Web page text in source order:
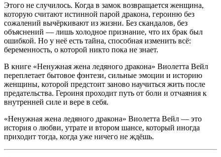
Этого не случилось. Когда в замок возвращается женщина,
которую считают истинной парой дракона, героиню без
сожалений вычёркивают из жизни. Без скандалов, без
объяснений — лишь холодное признание, что их брак был
ошибкой. Но у неё есть тайна, способная изменить всё:
беременность, о которой никто пока не знает.
В книге «Ненужная жена ледяного дракона» Виолетта Вейл
переплетает бытовое фэнтези, сильные эмоции и историю
женщины, которой предстоит заново научиться жить после
предательства. Героиня проходит путь от боли и отчаяния к
внутренней силе и вере в себя.
«Ненужная жена ледяного дракона» Виолетта Вейл — это
история о любви, утрате и втором шансе, который иногда
приходит тогда, когда уже ничего не ждёшь.